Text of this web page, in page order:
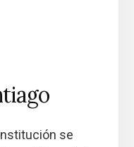
se